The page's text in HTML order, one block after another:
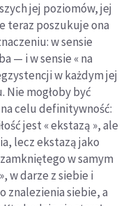
jej poziomów, jej
teraz poszukuje ona
w sensie
— i w sensie « na
w każdym jej
Nie mogłoby być
celu definitywność:
jest « ekstazą », ale
lecz ekstazą jako
w samym
w darze z siebie i
znalezienia siebie, a